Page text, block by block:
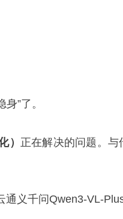
”了。
） 正在解决的问题。
通义千问Qwen3-VL-